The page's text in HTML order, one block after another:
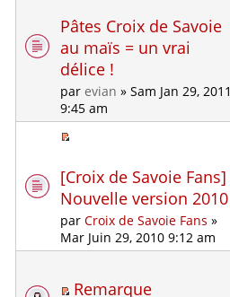
Pâtes Croix de Savoie
au maïs = un vrai
délice !
par evian » Sam Jan 29, 2011
9:45 am
[Croix de Savoie Fans]
Nouvelle version 2010
parCroix de Savoie Fans »
Mar Juin 29, 2010 9:12 am
Remarque